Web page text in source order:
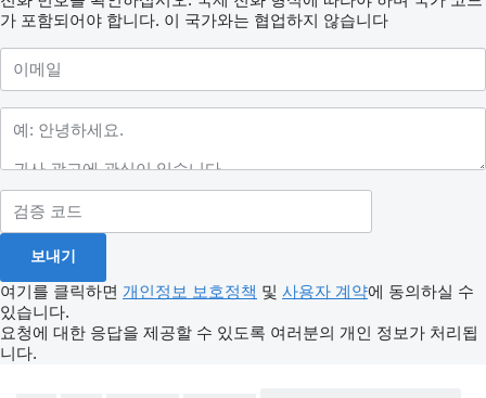
가 포함되어야 합니다. 이 국가와는 협업하지 않습니다
여기를 클릭하면 개인정보 보호정책 및 사용자 계약에 동의하실 수
있습니다.
요청에 대한 응답을 제공할 수 있도록 여러분의 개인 정보가 처리됩
니다.